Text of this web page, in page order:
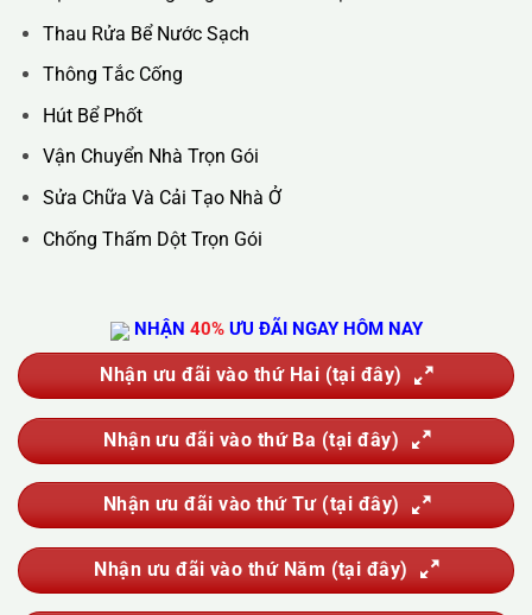
Trụ Sở Chính :36C Ngõ 89 Lê Đức Thọ - Phường Từ Liêm -
TP Hà Nội
Hotline : 0388.444.445
Vệ Sinh Công Nghiệp
Vệ Sinh Kính Nhà Cao Tầng
Đánh Bóng Và Phục Hồi Sàn Đá
Giặt Thảm, Giặt Đệm, Giặt Rèm, Giặt Sofa
Sục Rửa Đường Ống Nước Sinh Hoạt
Thau Rửa Bể Nước Sạch